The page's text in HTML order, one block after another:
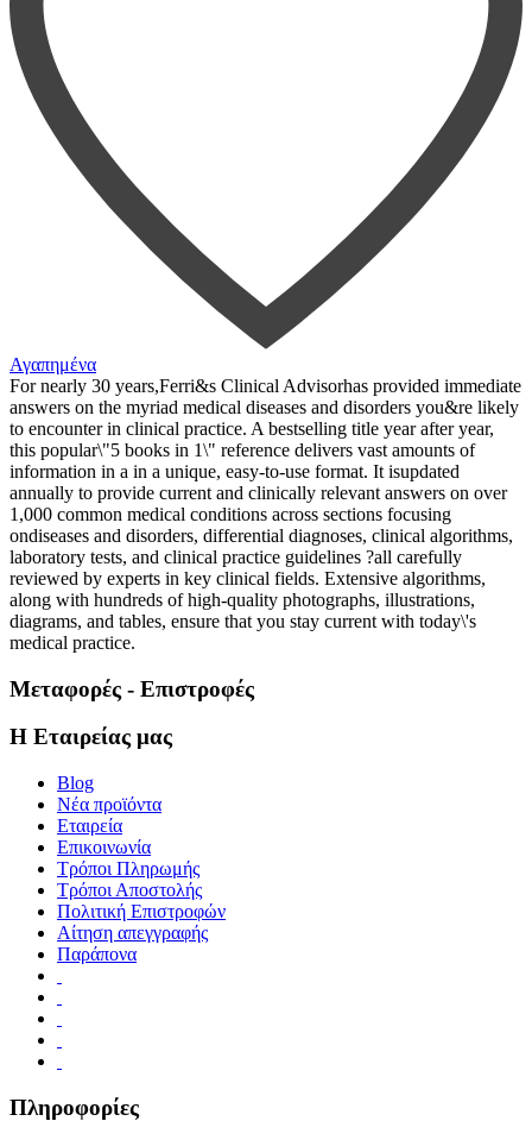
Αγαπημένα
For nearly 30 years,Ferri&s Clinical Advisorhas provided immediate
answers on the myriad medical diseases and disorders you&re likely
to encounter in clinical practice. A bestselling title year after year,
this popular\"5 books in 1\" reference delivers vast amounts of
information in a in a unique, easy-to-use format. It isupdated
annually to provide current and clinically relevant answers on over
1,000 common medical conditions across sections focusing
ondiseases and disorders, differential diagnoses, clinical algorithms,
laboratory tests, and clinical practice guidelines ?all carefully
reviewed by experts in key clinical fields. Extensive algorithms,
along with hundreds of high-quality photographs, illustrations,
diagrams, and tables, ensure that you stay current with today\'s
medical practice.
Μεταφορές - Επιστροφές
Η Εταιρείας μας
Blog
Νέα προϊόντα
Εταιρεία
Επικοινωνία
Τρόποι Πληρωμής
Τρόποι Αποστολής
Πολιτική Επιστροφών
Αίτηση απεγγραφής
Παράπονα
Πληροφορίες